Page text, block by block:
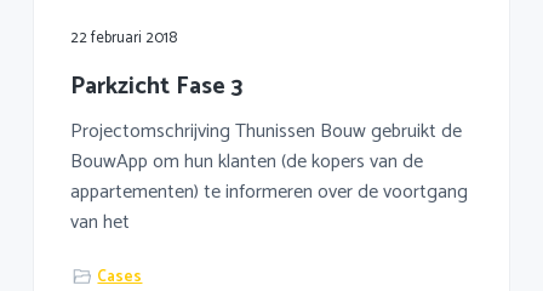
22 februari 2018
Parkzicht Fase 3
Projectomschrijving Thunissen Bouw gebruikt de
BouwApp om hun klanten (de kopers van de
appartementen) te informeren over de voortgang
van het
Cases